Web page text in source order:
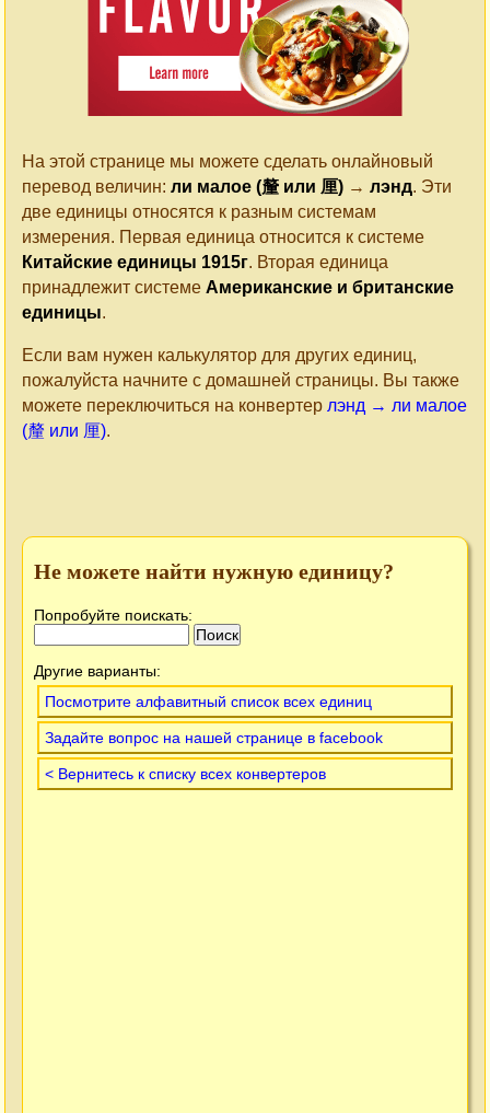
На этой странице мы можете сделать онлайновый
перевод величин: ли малое (釐 или 厘) → лэнд. Эти
две единицы относятся к разным системам
измерения. Первая единица относится к системе
Китайские единицы 1915г. Вторая единица
принадлежит системе Американские и британские
единицы.
Если вам нужен калькулятор для других единиц,
пожалуйста начните с домашней страницы. Вы также
можете переключиться на конвертер лэнд → ли малое
(釐 или 厘).
Не можете найти нужную единицу?
Попробуйте поискать:
Другие варианты:
Посмотрите алфавитный список всех единиц
Задайте вопрос на нашей странице в facebook
< Вернитесь к списку всех конвертеров